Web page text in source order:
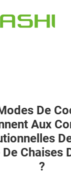
De
Aux
Chaises
?